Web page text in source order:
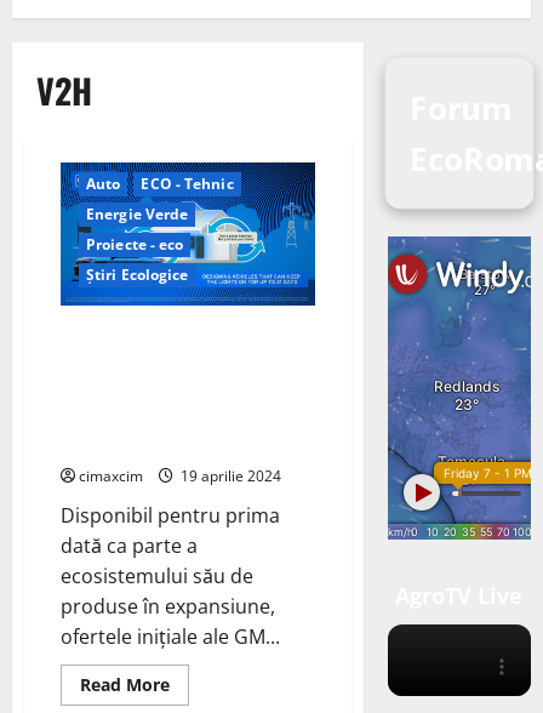
V2H
Auto
ECO - Tehnic
Energie Verde
Proiecte - eco
Știri Ecologice
cimaxcim 19 aprilie 2024
Disponibil pentru prima
dată ca parte a
ecosistemului său de
produse în expansiune,
ofertele inițiale ale GM...
Read MoreRead
more